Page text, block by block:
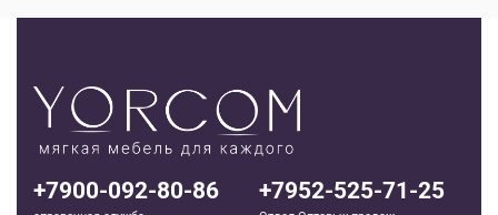
+7900-092-80-86 +7952-525-71-25